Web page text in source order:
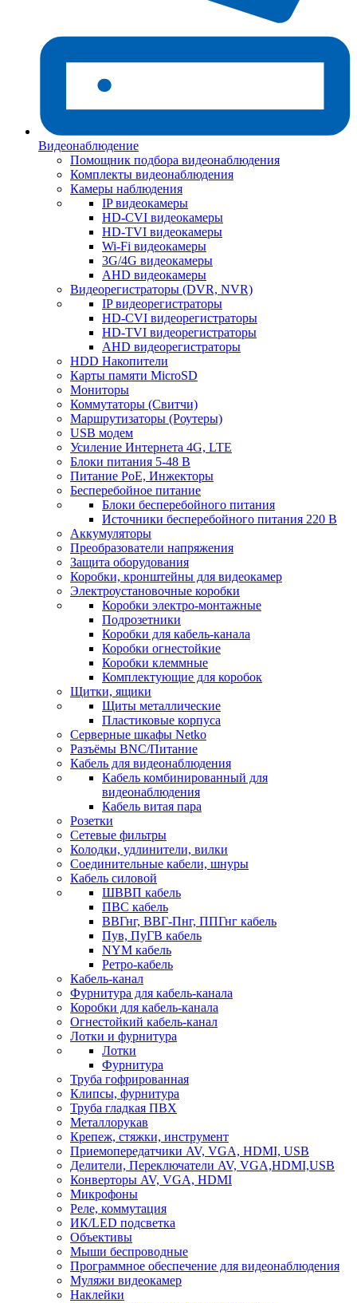
Видеонаблюдение
Помощник подбора видеонаблюдения
Комплекты видеонаблюдения
Камеры наблюдения
IP видеокамеры
HD-CVI видеокамеры
HD-TVI видеокамеры
Wi-Fi видеокамеры
3G/4G видеокамеры
AHD видеокамеры
Видеорегистраторы (DVR, NVR)
IP видеорегистраторы
HD-CVI видеорегистраторы
HD-TVI видеорегистраторы
AHD видеорегистраторы
HDD Накопители
Карты памяти MicroSD
Мониторы
Коммутаторы (Свитчи)
Маршрутизаторы (Роутеры)
USB модем
Усиление Интернета 4G, LTE
Блоки питания 5-48 В
Питание PoE, Инжекторы
Бесперебойное питание
Блоки бесперебойного питания
Источники бесперебойного питания 220 В
Аккумуляторы
Преобразователи напряжения
Защита оборудования
Коробки, кронштейны для видеокамер
Электроустановочные коробки
Коробки электро-монтажные
Подрозетники
Коробки для кабель-канала
Коробки огнестойкие
Коробки клеммные
Комплектующие для коробок
Щитки, ящики
Щиты металлические
Пластиковые корпуса
Серверные шкафы Netko
Разъёмы BNC/Питание
Кабель для видеонаблюдения
Кабель комбинированный для
видеонаблюдения
Кабель витая пара
Розетки
Сетевые фильтры
Колодки, удлинители, вилки
Соединительные кабели, шнуры
Кабель силовой
ШВВП кабель
ПВС кабель
ВВГнг, ВВГ-Пнг, ППГнг кабель
Пув, ПуГВ кабель
NYM кабель
Ретро-кабель
Кабель-канал
Фурнитура для кабель-канала
Коробки для кабель-канала
Огнестойкий кабель-канал
Лотки и фурнитура
Лотки
Фурнитура
Труба гофрированная
Клипсы, фурнитура
Труба гладкая ПВХ
Металлорукав
Крепеж, стяжки, инструмент
Приемопередатчики AV, VGA, HDMI, USB
Делители, Переключатели AV, VGA,HDMI,USB
Конверторы AV, VGA, HDMI
Микрофоны
Реле, коммутация
ИК/LED подсветка
Объективы
Мыши беспроводные
Программное обеспечение для видеонаблюдения
Муляжи видеокамер
Наклейки